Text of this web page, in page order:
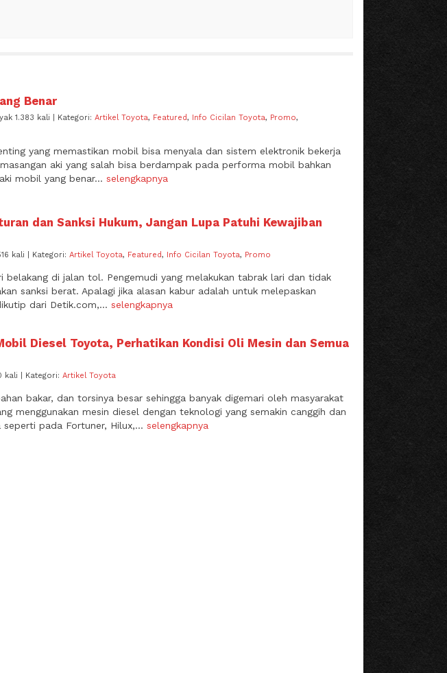
Benar
1.383 kali | Kategori: Artikel Toyota, Featured, Info Cicilan Toyota, Promo,
yang memastikan mobil bisa menyala dan sistem elektronik bekerja
aki yang salah bisa berdampak pada performa mobil bahkan
mobil yang benar... selengkapnya
dan Sanksi Hukum, Jangan Lupa Patuhi Kewajiban
kali | Kategori: Artikel Toyota, Featured, Info Cicilan Toyota, Promo
di jalan tol. Pengemudi yang melakukan tabrak lari dan tidak
sanksi berat. Apalagi jika alasan kabur adalah untuk melepaskan
dari Detik.com,... selengkapnya
Diesel Toyota, Perhatikan Kondisi Oli Mesin dan Semua
kali | Kategori: Artikel Toyota
bakar, dan torsinya besar sehingga banyak digemari oleh masyarakat
menggunakan mesin diesel dengan teknologi yang semakin canggih dan
pada Fortuner, Hilux,... selengkapnya